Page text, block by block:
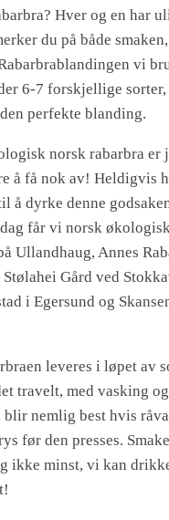
Hver og en har
du på både
vi
6-7 forskjellige sorter,
perfekte blanding.
norsk rabarbra er
å få nok av! Heldigvis
å dyrke denne
får vi norsk
Ullandhaug, Annes
Gård ved
i Egersund og
leveres i løpet av
travelt, med vasking
nemlig best hvis
før den presses.
ikke minst, vi kan